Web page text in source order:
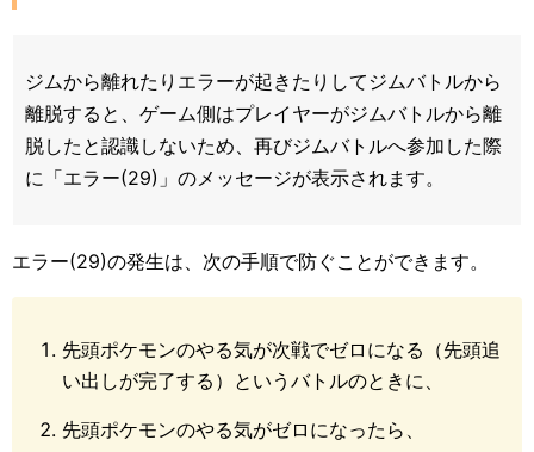
ジムから離れたりエラーが起きたりしてジムバトルから
離脱すると、ゲーム側はプレイヤーがジムバトルから離
脱したと認識しないため、再びジムバトルへ参加した際
に「エラー(29)」のメッセージが表示されます。
エラー(29)の発生は、次の手順で防ぐことができます。
先頭ポケモンのやる気が次戦でゼロになる（先頭追
い出しが完了する）というバトルのときに、
先頭ポケモンのやる気がゼロになったら、